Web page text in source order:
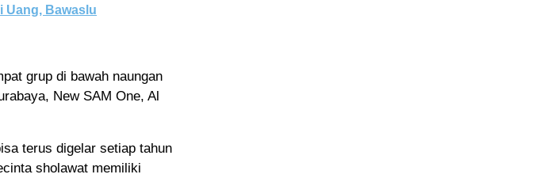
Uang, Bawaslu
grup di bawah naungan
New SAM One, Al
terus digelar setiap tahun
sholawat memiliki